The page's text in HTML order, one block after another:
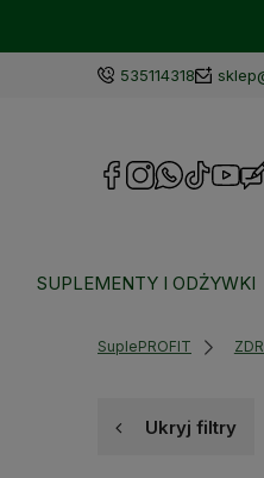
535114318
SUPLEMENTY I ODŻYWKI
SuplePROFIT
Ukryj filtry